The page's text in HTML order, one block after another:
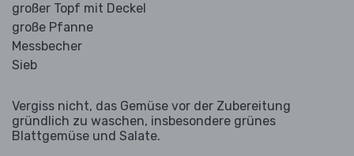
großer Topf mit Deckel
große Pfanne
Messbecher
Sieb
Vergiss nicht, das Gemüse vor der Zubereitung
gründlich zu waschen, insbesondere grünes
Blattgemüse und Salate.